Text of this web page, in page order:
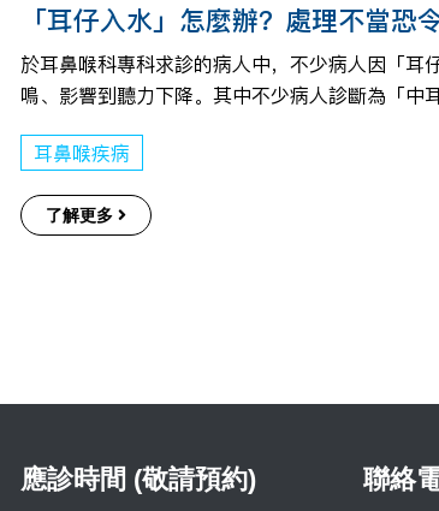
「耳仔入水」怎麼辦？處理不當恐
於耳鼻喉科專科求診的病人中，不少病人因「耳
鳴、影響到聽力下降。其中不少病人診斷為「中耳
耳鼻喉疾病
了解更多
應診時間 (敬請預約) 聯絡